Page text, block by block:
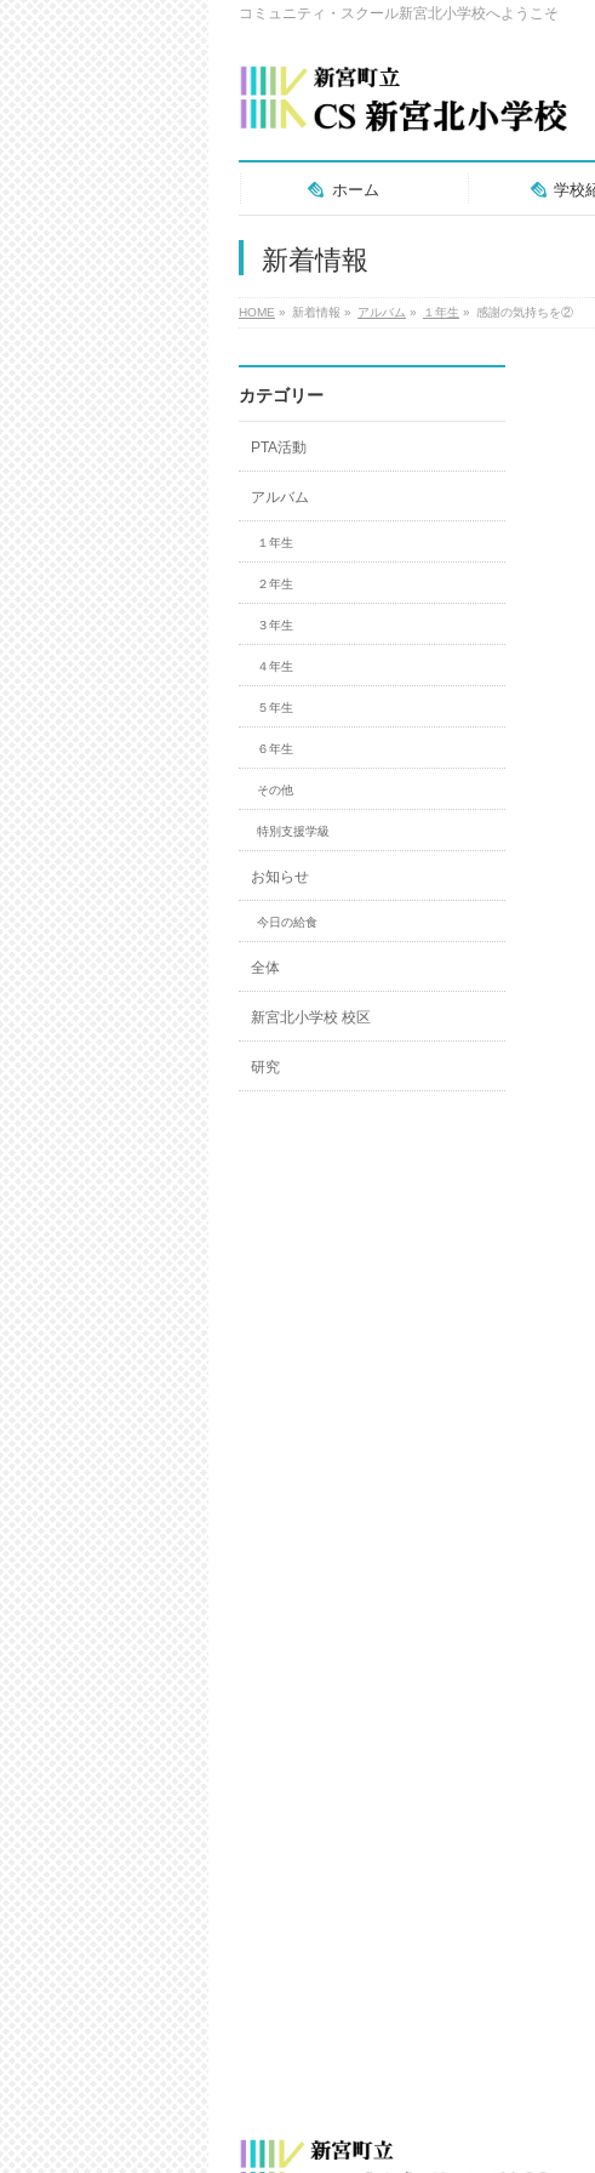
コミュニティ・スクール新宮北小学校へようこそ
ホーム 学校
新着情報
HOME » 新着情報 » アルバム » １年生 » 感謝の気持ちを②
カテゴリー
PTA活動
アルバム
１年生
２年生
３年生
４年生
５年生
６年生
その他
特別支援学級
お知らせ
今日の給食
全体
新宮北小学校 校区
研究